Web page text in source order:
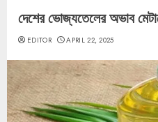
দেশের ভোজ্যতেলের অভাব
EDITOR APRIL 22, 2025